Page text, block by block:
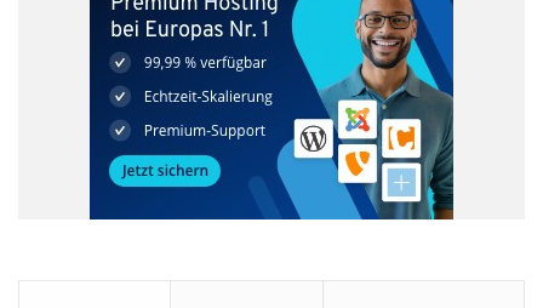
Ein Potenzial, das bisher kaum beachtet wurde, ist die effektive
Nutzung von privaten PKWs. Denn obwohl die meisten Autos
für vier oder mehr Personen gebaut sind, sitzen heute
durchschnittlich 1,1 Personen im Auto – das heißt über 70